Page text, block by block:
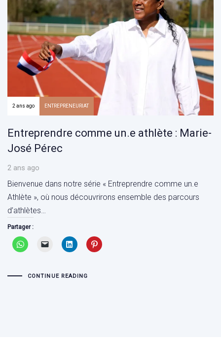
2 ans ago ENTREPRENEURIAT
Entreprendre comme un.e athlète : Marie-
José Pérec
2 ans ago
Bienvenue dans notre série « Entreprendre comme un.e
Athlète », où nous découvrirons ensemble des parcours
d’athlètes…
Partager :
CONTINUE READING